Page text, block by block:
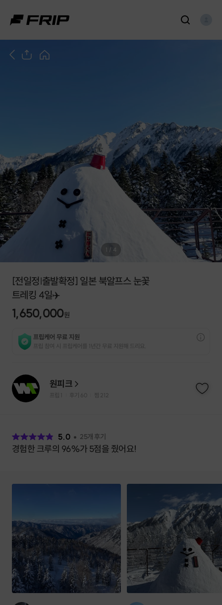
1 / 4
[전일정|출발확정] 일본 북알프스 눈꽃
트레킹 4일✈️
1,650,000원
프립케어 무료 지원
프립 참여 시 프립케어를 1년간 무료 지원해 드리요.
원피크
프립 후기 60 찜 212
5.0 25개 후기
경험한 크루의 96%가 5점을 줬어요!